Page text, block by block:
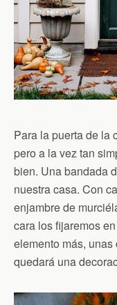
Para la puerta de la
pero a la vez tan
bien. Una bandada
nuestra casa. Con
enjambre de
cara los fijaremos
elemento más,
quedará una